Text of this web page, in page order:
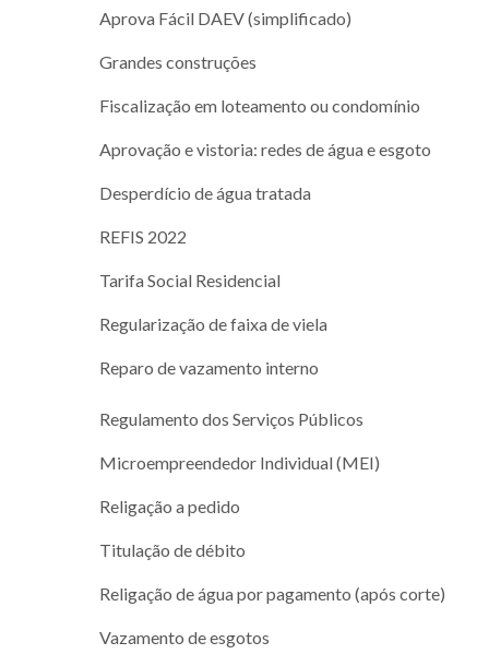
Aprova Fácil DAEV (simplificado)
Grandes construções
Fiscalização em loteamento ou condomínio
Aprovação e vistoria: redes de água e esgoto
Desperdício de água tratada
REFIS 2022
Tarifa Social Residencial
Regularização de faixa de viela
Reparo de vazamento interno
Regulamento dos Serviços Públicos
Microempreendedor Individual (MEI)
Religação a pedido
Titulação de débito
Religação de água por pagamento (após corte)
Vazamento de esgotos